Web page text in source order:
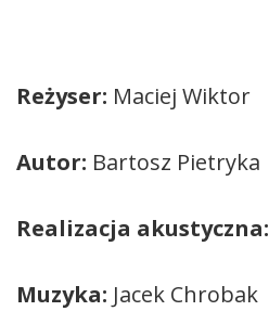
Reżyser: Maciej Wiktor
Autor: Bartosz Pietryka
Realizacja akustyczna:
Muzyka: Jacek Chrobak